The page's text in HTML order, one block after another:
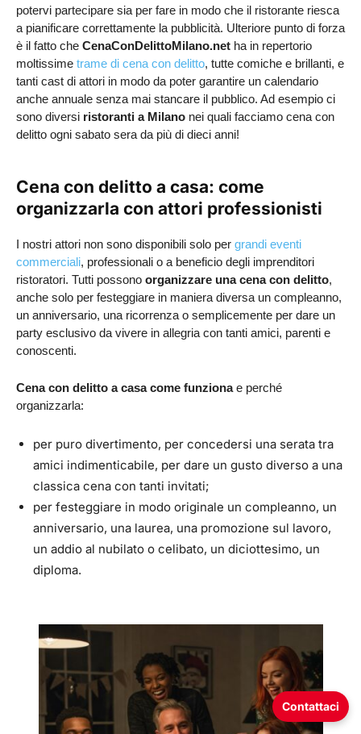
potervi partecipare sia per fare in modo che il ristorante riesca
a pianificare correttamente la pubblicità. Ulteriore punto di forza
è il fatto che CenaConDelittoMilano.net ha in repertorio
moltissime trame di cena con delitto, tutte comiche e brillanti, e
tanti cast di attori in modo da poter garantire un calendario
anche annuale senza mai stancare il pubblico. Ad esempio ci
sono diversi ristoranti a Milano nei quali facciamo cena con
delitto ogni sabato sera da più di dieci anni!
Cena con delitto a casa: come
organizzarla con attori professionisti
I nostri attori non sono disponibili solo per grandi eventi
commerciali, professionali o a beneficio degli imprenditori
ristoratori. Tutti possono organizzare una cena con delitto,
anche solo per festeggiare in maniera diversa un compleanno,
un anniversario, una ricorrenza o semplicemente per dare un
party esclusivo da vivere in allegria con tanti amici, parenti e
conoscenti.
Cena con delitto a casa come funzionae perché
organizzarla:
per puro divertimento, per concedersi una serata tra
amici indimenticabile, per dare un gusto diverso a una
classica cena con tanti invitati;
per festeggiare in modo originale un compleanno, un
anniversario, una laurea, una promozione sul lavoro,
un addio al nubilato o celibato, un diciottesimo, un
diploma.
Contattaci